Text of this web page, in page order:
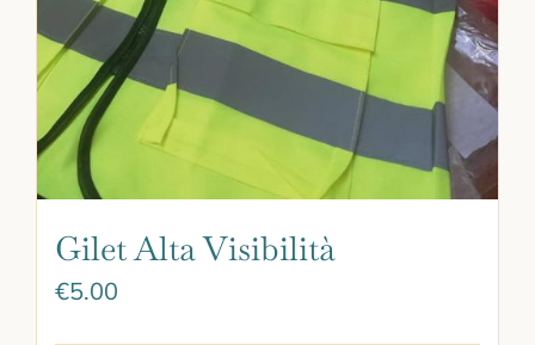
Gilet Alta Visibilità
€5.00